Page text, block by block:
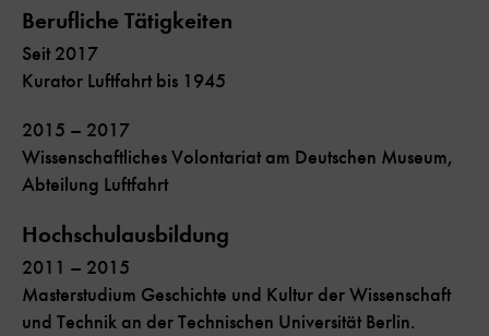
Berufliche Tätigkeiten
Seit 2017
Kurator Luftfahrt bis 1945
2015 – 2017
Wissenschaftliches Volontariat am Deutschen Museum,
Abteilung Luftfahrt
Hochschulausbildung
2011 – 2015
Masterstudium Geschichte und Kultur der Wissenschaft
und Technik an der Technischen Universität Berlin.